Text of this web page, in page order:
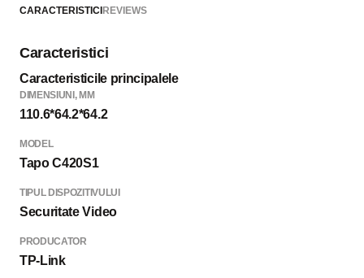
CARACTERISTICIREVIEWS
Caracteristici
Caracteristicile principalele
DIMENSIUNI, MM
110.6*64.2*64.2
MODEL
Tapo C420S1
TIPUL DISPOZITIVULUI
Securitate Video
PRODUCATOR
TP-Link